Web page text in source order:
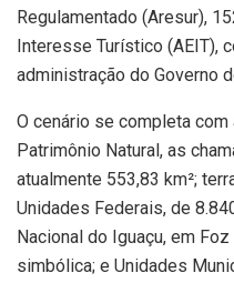
Regulamentado (Aresur),
Interesse Turístico (AEIT),
administração do Governo
O cenário se completa
Patrimônio Natural, as
atualmente 553,83 km²;
Unidades Federais, de
Nacional do Iguaçu, em
simbólica; e Unidades